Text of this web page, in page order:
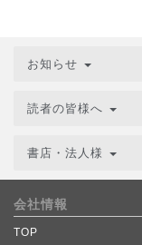
お知らせ
読者の皆様へ
書店・法人様
会社情報
TOP